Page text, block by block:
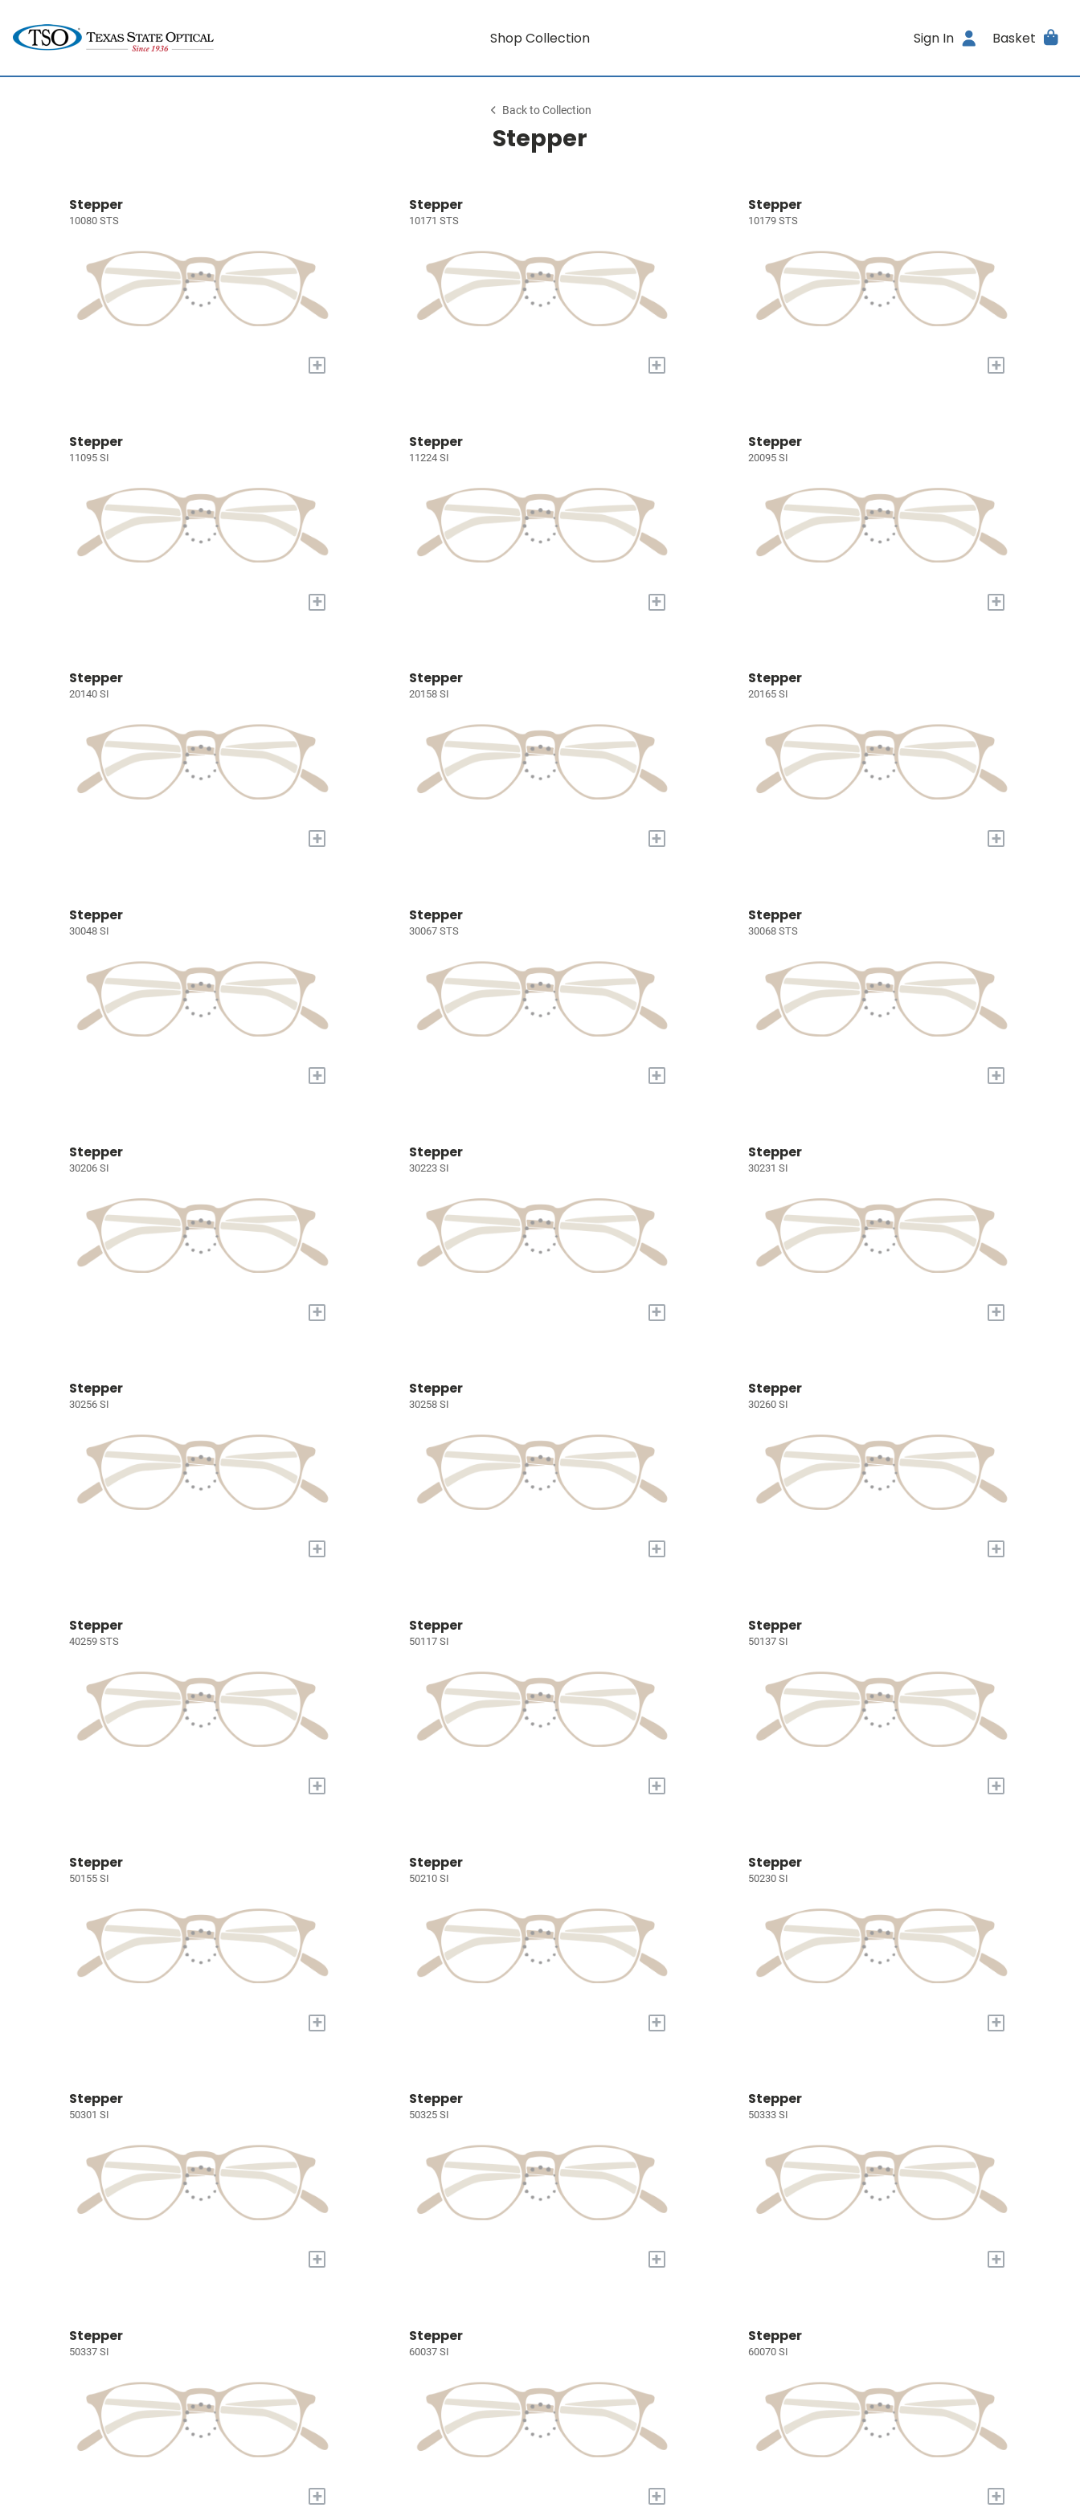
Shop Collection Sign In Basket
Back to Collection
Stepper
Stepper
10080 STS
+
Stepper
10171 STS
+
Stepper
10179 STS
+
Stepper
11095 SI
+
Stepper
11224 SI
+
Stepper
20095 SI
+
Stepper
20140 SI
+
Stepper
20158 SI
+
Stepper
20165 SI
+
Stepper
30048 SI
+
Stepper
30067 STS
+
Stepper
30068 STS
+
Stepper
30206 SI
+
Stepper
30223 SI
+
Stepper
30231 SI
+
Stepper
30256 SI
+
Stepper
30258 SI
+
Stepper
30260 SI
+
Stepper
40259 STS
+
Stepper
50117 SI
+
Stepper
50137 SI
+
Stepper
50155 SI
+
Stepper
50210 SI
+
Stepper
50230 SI
+
Stepper
50301 SI
+
Stepper
50325 SI
+
Stepper
50333 SI
+
Stepper
50337 SI
+
Stepper
60037 SI
+
Stepper
60070 SI
+